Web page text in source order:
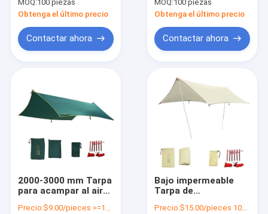
personas
MOQ:100 piezas
Obtenga el último precio
Contactar ahora
productos de las
categorías 1 y 2.
MOQ:100 piezas
Obtenga el último precio
Contactar ahora
2000-3000 mm Tarpa
para acampar al aire
de campamento
Precio:$9.00/pieces >=100 pieces
Bajo impermeable
Tarpa de
libre Índice 2000-
Precio:$15.00/pieces 100-149 pieces